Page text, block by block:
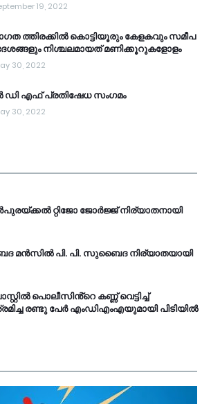
19, 2022
ത്തിരക്കിൽ കൊട്ടിയൂരും കേളകവും സമീപ
നിശ്ചലമായത് മണിക്കൂറുകളോളം
30, 2022
എഫ് പ്രതിഷേധ സംഗമം
30, 2022
റ്റിജോ ജോർജ്ജ് നിര്യാതനായി
മൻസിൽ പി. പി. സുബൈദ നിര്യാതയായി
പൊലീസിൻ്റെ കണ്ണ് വെട്ടിച്ച്
രണ്ടു പേർ എംഡിഎംഎയുമായി പിടിയിൽ